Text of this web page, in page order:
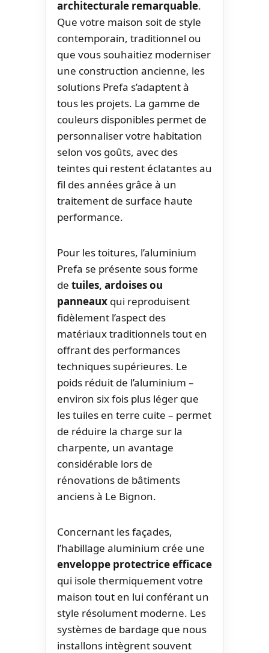
architecturale remarquable.
Que votre maison soit de style
contemporain, traditionnel ou
que vous souhaitiez moderniser
une construction ancienne, les
solutions Prefa s’adaptent à
tous les projets. La gamme de
couleurs disponibles permet de
personnaliser votre habitation
selon vos goûts, avec des
teintes qui restent éclatantes au
fil des années grâce à un
traitement de surface haute
performance.
Pour les toitures, l’aluminium
Prefa se présente sous forme
de tuiles, ardoises ou
panneaux qui reproduisent
fidèlement l’aspect des
matériaux traditionnels tout en
offrant des performances
techniques supérieures. Le
poids réduit de l’aluminium –
environ six fois plus léger que
les tuiles en terre cuite – permet
de réduire la charge sur la
charpente, un avantage
considérable lors de
rénovations de bâtiments
anciens à Le Bignon.
Concernant les façades,
l’habillage aluminium crée une
enveloppe protectrice efficace
qui isole thermiquement votre
maison tout en lui conférant un
style résolument moderne. Les
systèmes de bardage que nous
installons intègrent souvent